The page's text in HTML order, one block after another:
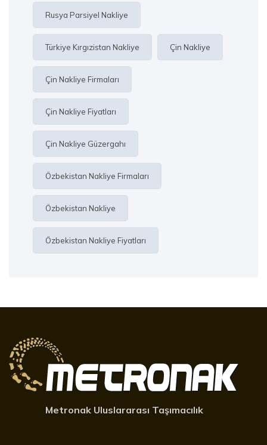
Rusya Parsiyel Nakliye
Türkiye Kırgızistan Nakliye Çin Nakliye
Çin Nakliye Firmaları
Çin Nakliye Fiyatları
Çin Nakliye Güzergahı
Özbekistan Nakliye Firmaları
Özbekistan Nakliye
Özbekistan Nakliye Fiyatları
Metronak Uluslararası Taşımacılık